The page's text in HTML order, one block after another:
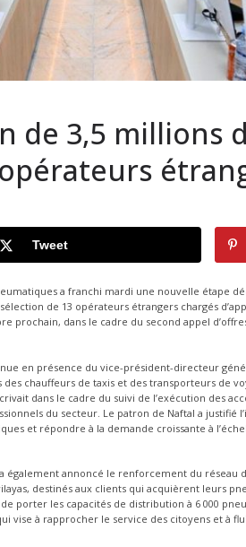
de 3,5 millions
Tweet
a franchi mardi une nouvelle étape
de 13 opérateurs étrangers chargés
prochain, dans le cadre du second appel
en présence du vice-président-directeur
chauffeurs de taxis et des transporteurs de
dans le cadre du suivi de l’exécution des
du secteur. Le patron de Naftal a justifié
et répondre à la demande croissante à
également annoncé le renforcement du réseau
destinés aux clients qui acquièrent leurs
porter les capacités de distribution à 6 000
vise à rapprocher le service des citoyens et à